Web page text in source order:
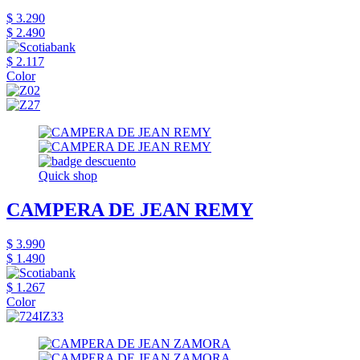
$ 3.290
$ 2.490
$ 2.117
Color
Quick shop
CAMPERA DE JEAN REMY
$ 3.990
$ 1.490
$ 1.267
Color